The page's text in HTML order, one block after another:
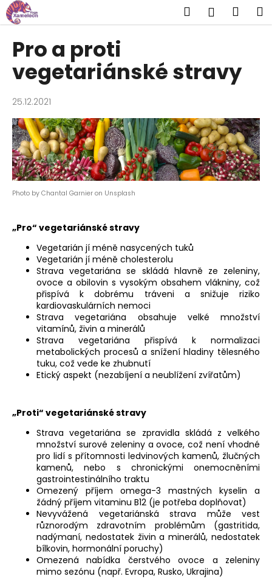
Přejít
na
obsah
Hledat
Pro a proti
vegetariánské stravy
25.12.2021
Photo by Chantal Garnier on Unsplash
„Pro“ vegetariánské stravy
Vegetarián jí méně nasycených tuků
Vegetarián jí méně cholesterolu
Strava vegetariána se skládá hlavně ze zeleniny,
ovoce a obilovin s vysokým obsahem vlákniny, což
přispívá k dobrému tráveni a snižuje riziko
kardiovaskulárních nemoci
Strava vegetariána obsahuje velké množství
vitamínů, živin a minerálů
Strava vegetariána přispívá k normalizaci
metabolických procesů a snížení hladiny tělesného
tuku, což vede ke zhubnutí
Etický aspekt (nezabíjení a neublížení zvířatům)
„Proti“ vegetariánské stravy
Strava vegetariána se zpravidla skládá z velkého
množství surové zeleniny a ovoce, což není vhodné
pro lidí s přítomnosti ledvinových kamenů, žlučných
kamenů, nebo s chronickými onemocněními
gastrointestinálního traktu
Omezený příjem omega-3 mastných kyselin a
žádný příjem vitaminu B12 (je potřeba doplňovat)
Nevyvážená vegetariánská strava může vest
různorodým zdravotním problémům (gastritida,
nadýmaní, nedostatek živin a minerálů, nedostatek
bílkovin, hormonální poruchy)
Omezená nabídka čerstvého ovoce a zeleniny
mimo sezónu (např. Evropa, Rusko, Ukrajina)
K
o
C
o
p
o
t
ř
e
b
u
e
HLEDAT